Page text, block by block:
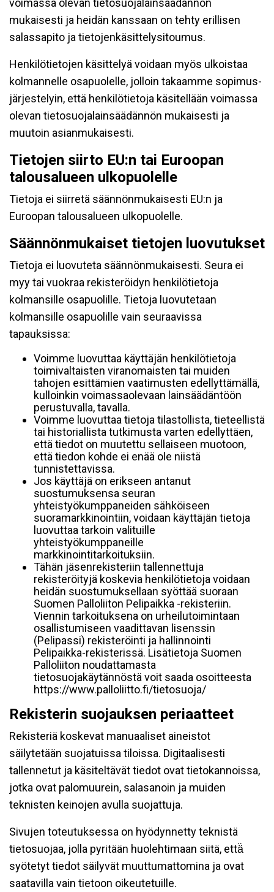
voimassa olevan tietosuojalainsäädännön
mukaisesti ja heidän kanssaan on tehty erillisen
salassapito ja tietojenkäsittelysitoumus.
Henkilötietojen käsittelyä voidaan myös ulkoistaa
kolmannelle osapuolelle, jolloin takaamme sopimus-
järjestelyin, että henkilötietoja käsitellään voimassa
olevan tietosuojalainsäädännön mukaisesti ja
muutoin asianmukaisesti.
Tietojen siirto EU:n tai Euroopan
talousalueen ulkopuolelle
Tietoja ei siirretä säännönmukaisesti EU:n ja
Euroopan talousalueen ulkopuolelle.
Säännönmukaiset tietojen luovutukset
Tietoja ei luovuteta säännönmukaisesti. Seura ei
myy tai vuokraa rekisteröidyn henkilötietoja
kolmansille osapuolille. Tietoja luovutetaan
kolmansille osapuolille vain seuraavissa
tapauksissa:
Voimme luovuttaa käyttäjän henkilötietoja
toimivaltaisten viranomaisten tai muiden
tahojen esittämien vaatimusten edellyttämällä,
kulloinkin voimassaolevaan lainsäädäntöön
perustuvalla, tavalla.
Voimme luovuttaa tietoja tilastollista, tieteellistä
tai historiallista tutkimusta varten edellyttäen,
että tiedot on muutettu sellaiseen muotoon,
että tiedon kohde ei enää ole niistä
tunnistettavissa.
Jos käyttäjä on erikseen antanut
suostumuksensa seuran
yhteistyökumppaneiden sähköiseen
suoramarkkinointiin, voidaan käyttäjän tietoja
luovuttaa tarkoin valituille
yhteistyökumppaneille
markkinointitarkoituksiin.
Tähän jäsenrekisteriin tallennettuja
rekisteröityjä koskevia henkilötietoja voidaan
heidän suostumuksellaan syöttää suoraan
Suomen Palloliiton Pelipaikka -rekisteriin.
Viennin tarkoituksena on urheilutoimintaan
osallistumiseen vaadittavan lisenssin
(Pelipassi) rekisteröinti ja hallinnointi
Pelipaikka-rekisterissä. Lisätietoja Suomen
Palloliiton noudattamasta
tietosuojakäytännöstä voit saada osoitteesta
https://www.palloliitto.fi/tietosuoja/
Rekisterin suojauksen periaatteet
Rekisteriä koskevat manuaaliset aineistot
säilytetään suojatuissa tiloissa. Digitaalisesti
tallennetut ja käsiteltävät tiedot ovat tietokannoissa,
jotka ovat palomuurein, salasanoin ja muiden
teknisten keinojen avulla suojattuja.
Sivujen toteutuksessa on hyödynnetty teknistä
tietosuojaa, jolla pyritään huolehtimaan siitä, että̈
syötetyt tiedot säilyvät muuttumattomina ja ovat
saatavilla vain tietoon oikeutetuille.